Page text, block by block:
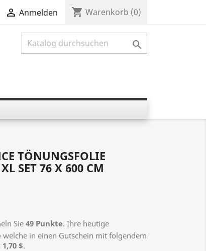
 Anmelden shopping_cart Warenkorb (0)

TÖNUNGSFOLIE
SET 76 X 600 CM
Sie 49 Punkte. Ihre heutige
welche in einen Gutschein mit folgendem
1,70 $.